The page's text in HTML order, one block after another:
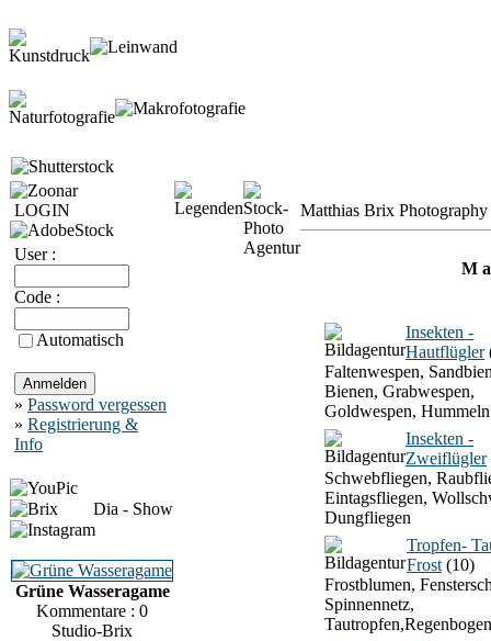
LOGIN
User :
Code :
Automatisch
» Password vergessen
» Registrierung &
Info
Dia - Show
Grüne Wasseragame
Kommentare : 0
Studio-Brix
Matthias Brix
M
Insekten -
Hautflügler
Faltenwespen,
Bienen, Grabwespen,
Goldwespen, Hummeln
Insekten -
Zweiflügler
Schwebfliegen,
Eintagsfliegen,
Dungfliegen
Tropfen-
Frost (10)
Frostblumen,
Spinnennetz,